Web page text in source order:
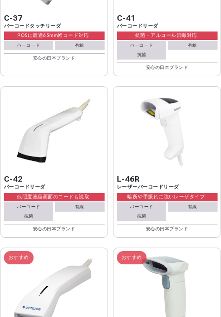
C-37
バーコードタッチリーダ
POSに最適65mm幅コード対応
バーコード 有線
安心の日本ブランド
C-41
バーコードリーダ
抗菌・アルコール消毒対応
バーコード 有線
抗菌
安心の日本ブランド
C-42
バーコードリーダ
低照度液晶画面のコードも読取
バーコード 有線
抗菌
安心の日本ブランド
L-46R
レーザーバーコードリーダ
暗所や手振れに強いレーザタイプ
バーコード 有線
抗菌
安心の日本ブランド
おすすめ おすすめ